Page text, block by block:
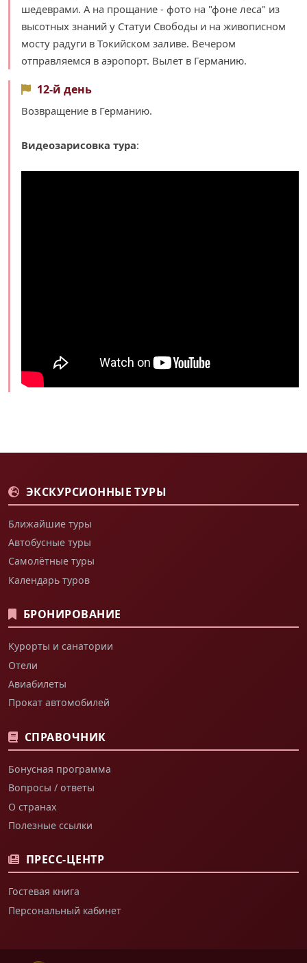
шедеврами. А на прощание - фото на "фоне леса" из
высотных знаний у Статуи Свободы и на живописном
мосту радуги в Токийском заливе. Вечером
отправляемся в аэропорт. Вылет в Германию.
12-й день
Возвращение в Германию.
Видеозарисовка тура:
ЭКСКУРСИОННЫЕ ТУРЫ
Ближайшие туры
Автобусные туры
Самолётные туры
Календарь туров
БРОНИРОВАНИЕ
Курорты и санатории
Отели
Авиабилеты
Прокат автомобилей
СПРАВОЧНИК
Бонусная программа
Вопросы / ответы
О странах
Полезные ссылки
ПРЕСС-ЦЕНТР
Гостевая книга
Персональный кабинет